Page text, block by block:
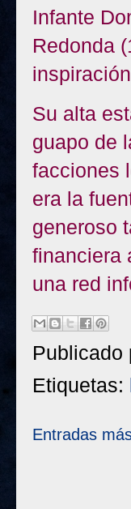
Infante
Redonda
Su alta
guapo de
facciones
era la
generoso
financiera
una red
Publicado
Etiquetas:
Entradas